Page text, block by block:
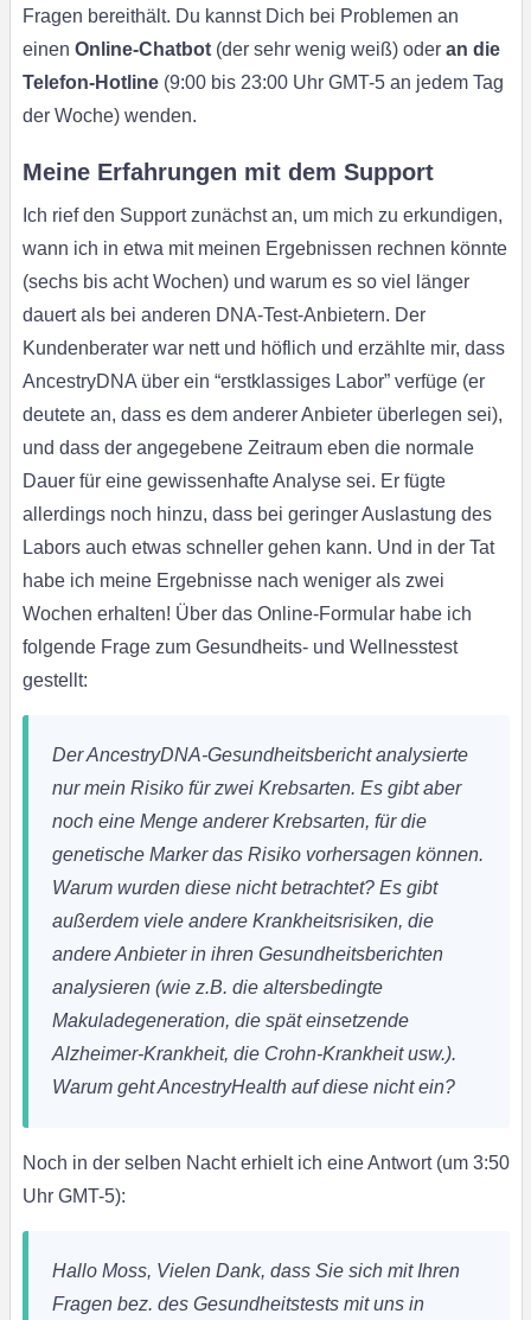
Fragen bereithält. Du kannst Dich bei Problemen an
einen Online-Chatbot(der sehr wenig weiß) oder an die
Telefon-Hotline(9:00 bis 23:00 Uhr GMT-5 an jedem Tag
der Woche) wenden.
Meine Erfahrungen mit dem Support
Ich rief den Support zunächst an, um mich zu erkundigen,
wann ich in etwa mit meinen Ergebnissen rechnen könnte
(sechs bis acht Wochen) und warum es so viel länger
dauert als bei anderen DNA-Test-Anbietern. Der
Kundenberater war nett und höflich und erzählte mir, dass
AncestryDNA über ein “erstklassiges Labor” verfüge (er
deutete an, dass es dem anderer Anbieter überlegen sei),
und dass der angegebene Zeitraum eben die normale
Dauer für eine gewissenhafte Analyse sei. Er fügte
allerdings noch hinzu, dass bei geringer Auslastung des
Labors auch etwas schneller gehen kann. Und in der Tat
habe ich meine Ergebnisse nach weniger als zwei
Wochen erhalten! Über das Online-Formular habe ich
folgende Frage zum Gesundheits- und Wellnesstest
gestellt:
Der AncestryDNA-Gesundheitsbericht analysierte
nur mein Risiko für zwei Krebsarten. Es gibt aber
noch eine Menge anderer Krebsarten, für die
genetische Marker das Risiko vorhersagen können.
Warum wurden diese nicht betrachtet? Es gibt
außerdem viele andere Krankheitsrisiken, die
andere Anbieter in ihren Gesundheitsberichten
analysieren (wie z.B. die altersbedingte
Makuladegeneration, die spät einsetzende
Alzheimer-Krankheit, die Crohn-Krankheit usw.).
Warum geht AncestryHealth auf diese nicht ein?
Noch in der selben Nacht erhielt ich eine Antwort (um 3:50
Uhr GMT-5):
Hallo Moss, Vielen Dank, dass Sie sich mit Ihren
Fragen bez. des Gesundheitstests mit uns in